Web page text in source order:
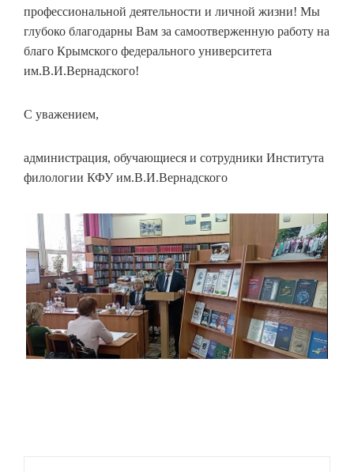
профессиональной деятельности и личной жизни! Мы
глубоко благодарны Вам за самоотверженную работу на
благо Крымского федерального университета
им.В.И.Вернадского!
С уважением,
администрация, обучающиеся и сотрудники Института
филологии КФУ им.В.И.Вернадского